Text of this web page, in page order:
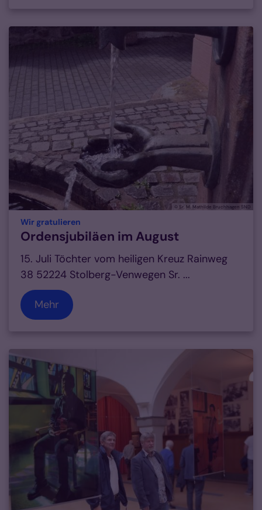
© Sr. M. Mathilde Bruchhagen SND
Wir gratulieren
Ordensjubiläen im August
15. Juli Töchter vom heiligen Kreuz Rainweg
38 52224 Stolberg-Venwegen Sr. ...
Mehr